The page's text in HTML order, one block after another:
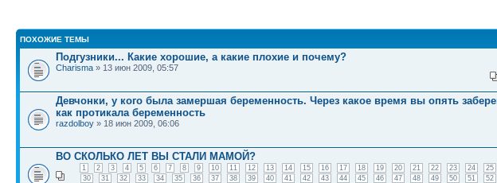
ПОХОЖИЕ ТЕМЫ
Подгузники... Какие хорошие, а какие плохие и почему?
Charisma » 13 июн 2009, 05:57
Девчонки, у кого была замершая беременность. Через какое время вы опять
как протикала беременность
razdolboy » 18 июн 2009, 06:06
ВО СКОЛЬКО ЛЕТ ВЫ СТАЛИ МАМОЙ?
1 2 3 4 5 6 7 8 9 10 11 12 13 14 15 16 17 18 19 20 21 22 23 24 25
30
31 32 33 34 35 36 37 38 39 40 41 42 43 44 45 46 47 48 49 50 51 52